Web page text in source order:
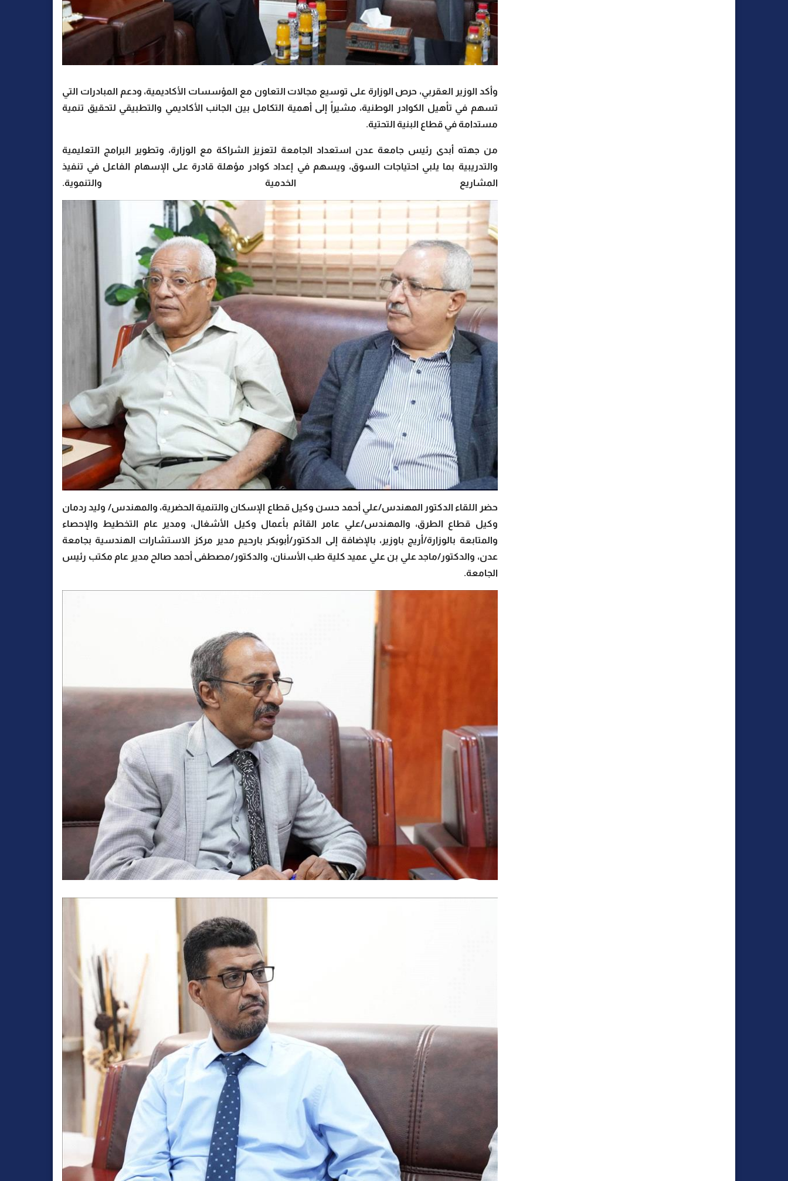
وأكد الوزير العقربي، حرص الوزارة على توسيع مجالات التعاون مع المؤسسات الأكاديمية، ودعم المبادرات التي
تسهم في تأهيل الكوادر الوطنية، مشيراً إلى أهمية التكامل بين الجانب الأكاديمي والتطبيقي لتحقيق تنمية
مستدامة في قطاع البنية التحتية.
من جهته أبدى رئيس جامعة عدن استعداد الجامعة لتعزيز الشراكة مع الوزارة، وتطوير البرامج التعليمية
والتدريبية بما يلبي احتياجات السوق، ويسهم في إعداد كوادر مؤهلة قادرة على الإسهام الفاعل في تنفيذ
المشاريع الخدمية والتنموية.
حضر اللقاء الدكتور المهندس/علي أحمد حسن وكيل قطاع الإسكان والتنمية الحضرية، والمهندس/ وليد ردمان
وكيل قطاع الطرق، والمهندس/علي عامر القائم بأعمال وكيل الأشغال، ومدير عام التخطيط والإحصاء
والمتابعة بالوزارة/أريج باوزير، بالإضافة إلى الدكتور/أبوبكر بارحيم مدير مركز الاستشارات الهندسية بجامعة
عدن، والدكتور/ماجد علي بن علي عميد كلية طب الأسنان، والدكتور/مصطفى أحمد صالح مدير عام مكتب رئيس
الجامعة.